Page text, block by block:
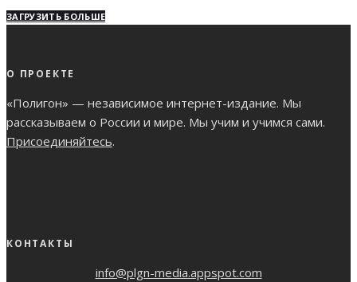
ЗАГРУЗИТЬ БОЛЬШЕ
О ПРОЕКТЕ
«Полигон» — независимое интернет-издание. Мы
рассказываем о России и мире. Мы учим и учимся сами.
Присоединяйтесь.
КОНТАКТЫ
info@plgn-media.appspot.com